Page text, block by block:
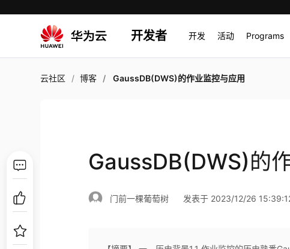
开发者 开发 活动 Programs
云社区 博客 GaussDB(DWS)的作业监控与应用
GaussDB(DWS)的
门前一棵葡萄树 发表于 2023/12/26